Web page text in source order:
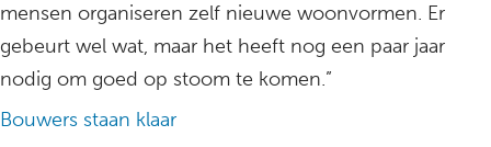
mensen organiseren zelf nieuwe woonvormen. Er
gebeurt wel wat, maar het heeft nog een paar jaar
nodig om goed op stoom te komen.”
Bouwers staan klaar